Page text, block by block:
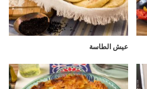
عيش الطاسة